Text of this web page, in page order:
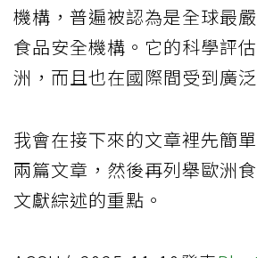
機構，普遍被認為是全球最
食品安全機構。它的科學評
洲，而且也在國際間受到廣泛
我會在接下來的文章裡先簡
兩篇文章，然後再列舉歐洲
文獻綜述的重點。